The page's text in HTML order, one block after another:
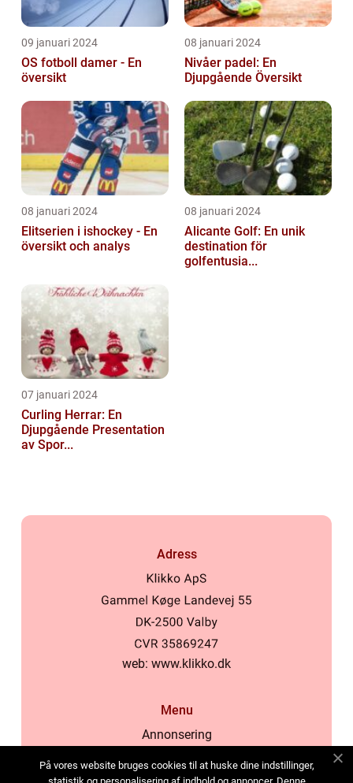
09 januari 2024
OS fotboll damer - En
översikt
08 januari 2024
Nivåer padel: En
Djupgående Översikt
08 januari 2024
Elitserien i ishockey - En
översikt och analys
08 januari 2024
Alicante Golf: En unik
destination för
golfentusia...
07 januari 2024
Curling Herrar: En
Djupgående Presentation
av Spor...
Adress
web: www.klikko.dk
Menu
Annonsering
Cookies
På vores website bruges cookies til at huske dine indstillinger,